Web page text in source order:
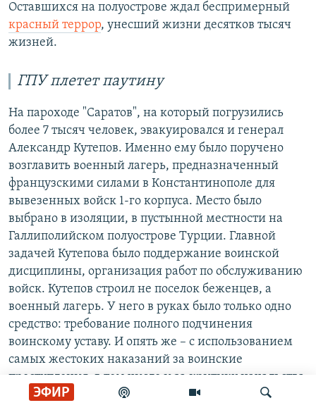
ЭФИР
Оставшихся на полуострове ждал беспримерный
красный террор, унесший жизни десятков тысяч
жизней.
ГПУ плетет паутину
На пароходе "Саратов", на который погрузились
более 7 тысяч человек, эвакуировался и генерал
Александр Кутепов. Именно ему было поручено
возглавить военный лагерь, предназначенный
французскими силами в Константинополе для
вывезенных войск 1-го корпуса. Место было
выбрано в изоляции, в пустынной местности на
Галлиполийском полуострове Турции. Главной
задачей Кутепова было поддержание воинской
дисциплины, организация работ по обслуживанию
войск. Кутепов строил не поселок беженцев, а
военный лагерь. У него в руках было только одно
средство: требование полного подчинения
воинскому уставу. И опять же – с использованием
самых жестоких наказаний за воинские
преступления, в том числе и за критику начальства
в большевистском духе. Такую дисциплинарную